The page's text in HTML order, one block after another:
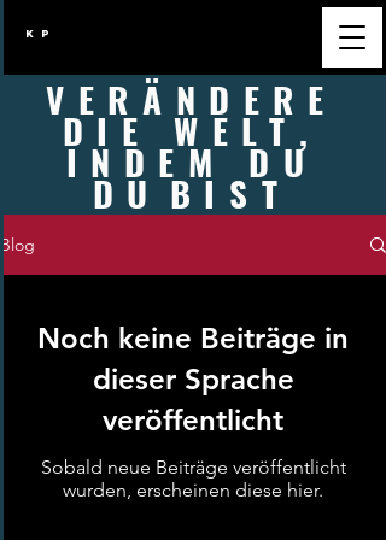
K P
VERÄNDERE
DIE WELT,
INDEM DU
DUBIST
Blog
Noch keine Beiträge in
dieser Sprache
veröffentlicht
Sobald neue Beiträge veröffentlicht
wurden, erscheinen diese hier.